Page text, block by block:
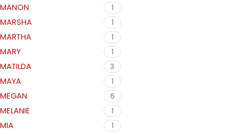
MANON 1
MARSHA 1
MARTHA 1
MARY 1
MATILDA 3
MAYA 1
MEGAN 6
MELANIE 1
MIA 1